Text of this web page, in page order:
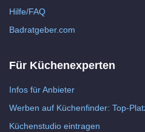
Hilfe/FAQ
Badratgeber.com
Für Küchenexperten
Infos für Anbieter
Werben auf Küchenfinder: Top-
Küchenstudio eintragen